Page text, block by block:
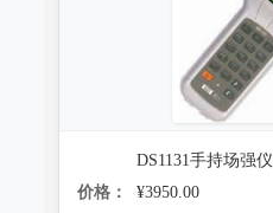
DS1131手持场强仪
价格：
¥3950.00